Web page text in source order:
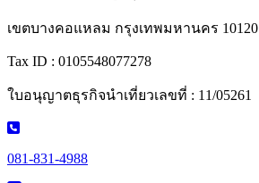
เขตบางคอแหลม กรุงเทพมหานคร 10120
Tax ID : 0105548077278
ใบอนุญาตธุรกิจนำเที่ยวเลขที่ : 11/05261
081-831-4988